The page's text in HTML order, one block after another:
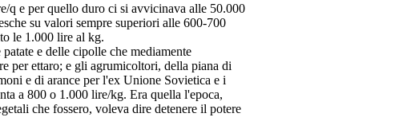
q e per quello duro ci si avvicinava alle 50.000
su valori sempre superiori alle 600-700
le 1.000 lire al kg.
e delle cipolle che mediamente
ettaro; e gli agrumicoltori, della piana di
e di arance per l'ex Unione Sovietica e i
a 800 o 1.000 lire/kg. Era quella l'epoca,
che fossero, voleva dire detenere il potere